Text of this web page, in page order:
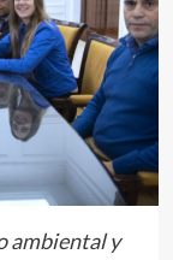
ambiental y